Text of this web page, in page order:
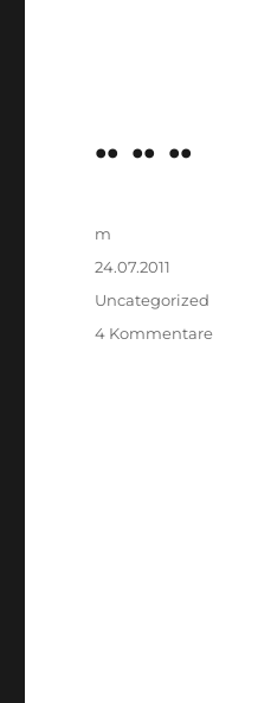
.. .. ..
Autor
m
Veröffentlicht
24.07.2011
Kategorien
Uncategorized
4 Kommentarezu